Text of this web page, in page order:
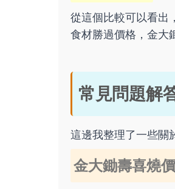
從這個比較可以看出
食材勝過價格，金大
常見問題解
這邊我整理了一些關
金大鋤壽喜燒